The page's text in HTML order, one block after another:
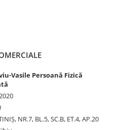
Vasile Persoană Fizică
NR.7, BL.5, SC.B, ET.4, AP.20